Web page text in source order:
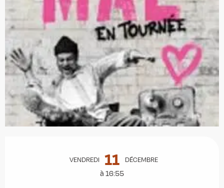
VENDREDI 11 DÉCEMBRE
à 16:55